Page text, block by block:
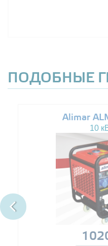
ПОДОБНЫЕ
Alimar
10